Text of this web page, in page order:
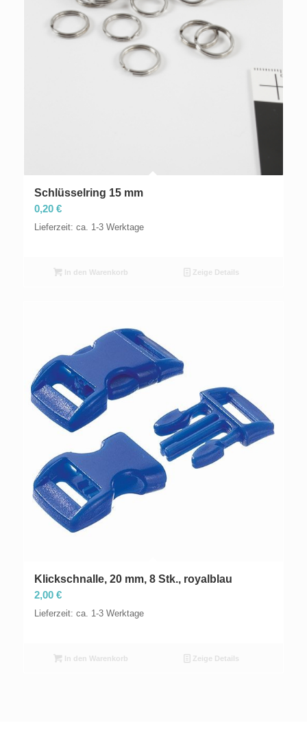
Schlüsselring 15 mm
0,20 €
Lieferzeit: ca. 1-3 Werktage
In den Warenkorb Zeige Details
Klickschnalle, 20 mm, 8 Stk., royalblau
2,00 €
Lieferzeit: ca. 1-3 Werktage
In den Warenkorb Zeige Details